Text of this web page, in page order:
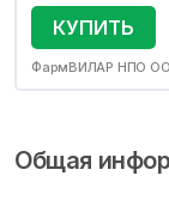
КУПИТЬ
ФармВИЛАР НПО
Общая